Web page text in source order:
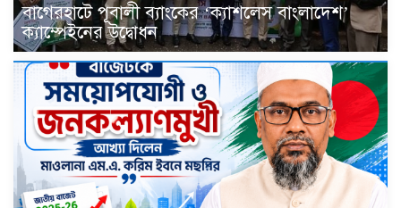
বাগেরহাটে পূবালী ব্যাংকের ‘ক্যাশলেস বাংলাদেশ’
ক্যাম্পেইনের উদ্বোধন